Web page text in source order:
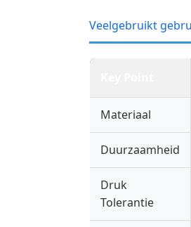
Veelgebruikt
Materiaal
Duurzaamheid
Druk
Tolerantie